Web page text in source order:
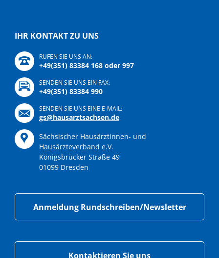
IHR KONTAKT ZU UNS
RUFEN SIE UNS AN:
+49(351) 83384 168 oder 997
SENDEN SIE UNS EIN FAX:
+49(351) 83384 990
SENDEN SIE UNS EINE E-MAIL:
gs@hausarztsachsen.de
Sächsischer Hausärztinnen- und
Hausärzteverband e.V.
Königsbrücker Straße 49
01099 Dresden
Anmeldung Rundschreiben/Newsletter
Kontaktieren Sie uns